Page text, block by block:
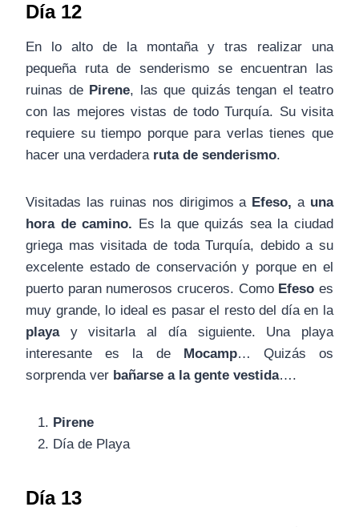
Día 12
En lo alto de la montaña y tras realizar una
pequeña ruta de senderismo se encuentran las
ruinas de Pirene, las que quizás tengan el teatro
con las mejores vistas de todo Turquía. Su visita
requiere su tiempo porque para verlas tienes que
hacer una verdadera ruta de senderismo.
Visitadas las ruinas nos dirigimos a Efeso,auna
hora de camino. Es la que quizás sea la ciudad
griega mas visitada de toda Turquía, debido a su
excelente estado de conservación y porque en el
puerto paran numerosos cruceros. Como Efeso es
muy grande, lo ideal es pasar el resto del día en la
playay visitarla al día siguiente. Una playa
interesante es la de Mocamp… Quizás os
sorprenda ver bañarse a la gente vestida….
Pirene
Día de Playa
Día 13